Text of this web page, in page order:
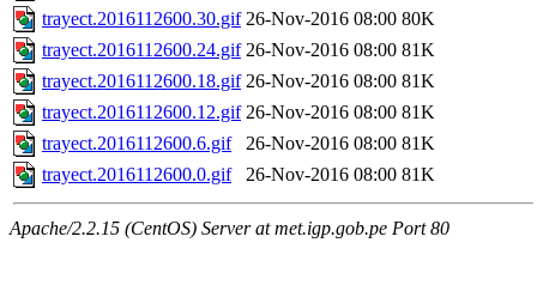
trayect.2016112600.30.gif 26-Nov-2016 08:00 80K
trayect.2016112600.24.gif 26-Nov-2016 08:00 81K
trayect.2016112600.18.gif 26-Nov-2016 08:00 81K
trayect.2016112600.12.gif 26-Nov-2016 08:00 81K
trayect.2016112600.6.gif
26-Nov-2016 08:00 81K
trayect.2016112600.0.gif
26-Nov-2016 08:00 81K
Apache/2.2.15 (CentOS) Server at met.igp.gob.pe Port 80